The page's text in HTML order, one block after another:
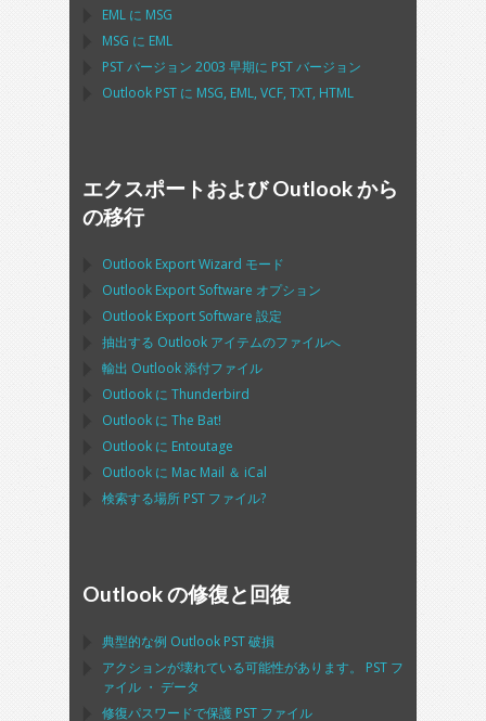
EML に MSG
MSG に EML
PSTバージョン 2003 早期に PSTバージョン
Outlook PST に MSG, EML, VCF, TXT, HTML
エクスポートおよび Outlook から
の移行
Outlook Export Wizard モード
Outlook Export Software オプション
Outlook Export Software 設定
抽出する Outlook アイテムのファイルへ
輸出 Outlook添付ファイル
Outlook に Thunderbird
Outlook に The Bat!
Outlook に Entoutage
Outlook に Mac Mail ＆ iCal
検索する場所 PST ファイル?
Outlook の修復と回復
典型的な例 Outlook PST破損
アクションが壊れている可能性があります。 PST フ
ァイル ・ データ
修復パスワードで保護 PST ファイル